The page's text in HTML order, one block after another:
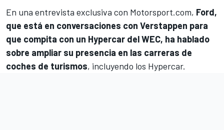
En una entrevista exclusiva con Motorsport.com, Ford,
que está en conversaciones con Verstappen para
que compita con un Hypercar del WEC, ha hablado
sobre ampliar su presencia en las carreras de
coches de turismos, incluyendo los Hypercar.